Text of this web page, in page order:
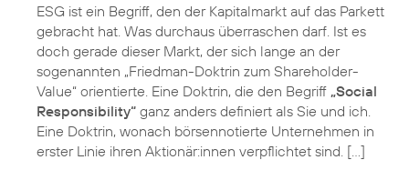
ESG ist ein Begriff, den der Kapitalmarkt auf das Parkett
gebracht hat. Was durchaus überraschen darf. Ist es
doch gerade dieser Markt, der sich lange an der
sogenannten „Friedman-Doktrin zum Shareholder-
Value“ orientierte. Eine Doktrin, die den Begriff „Social
Responsibility“ ganz anders definiert als Sie und ich.
Eine Doktrin, wonach börsennotierte Unternehmen in
erster Linie ihren Aktionär:innen verpflichtet sind. […]